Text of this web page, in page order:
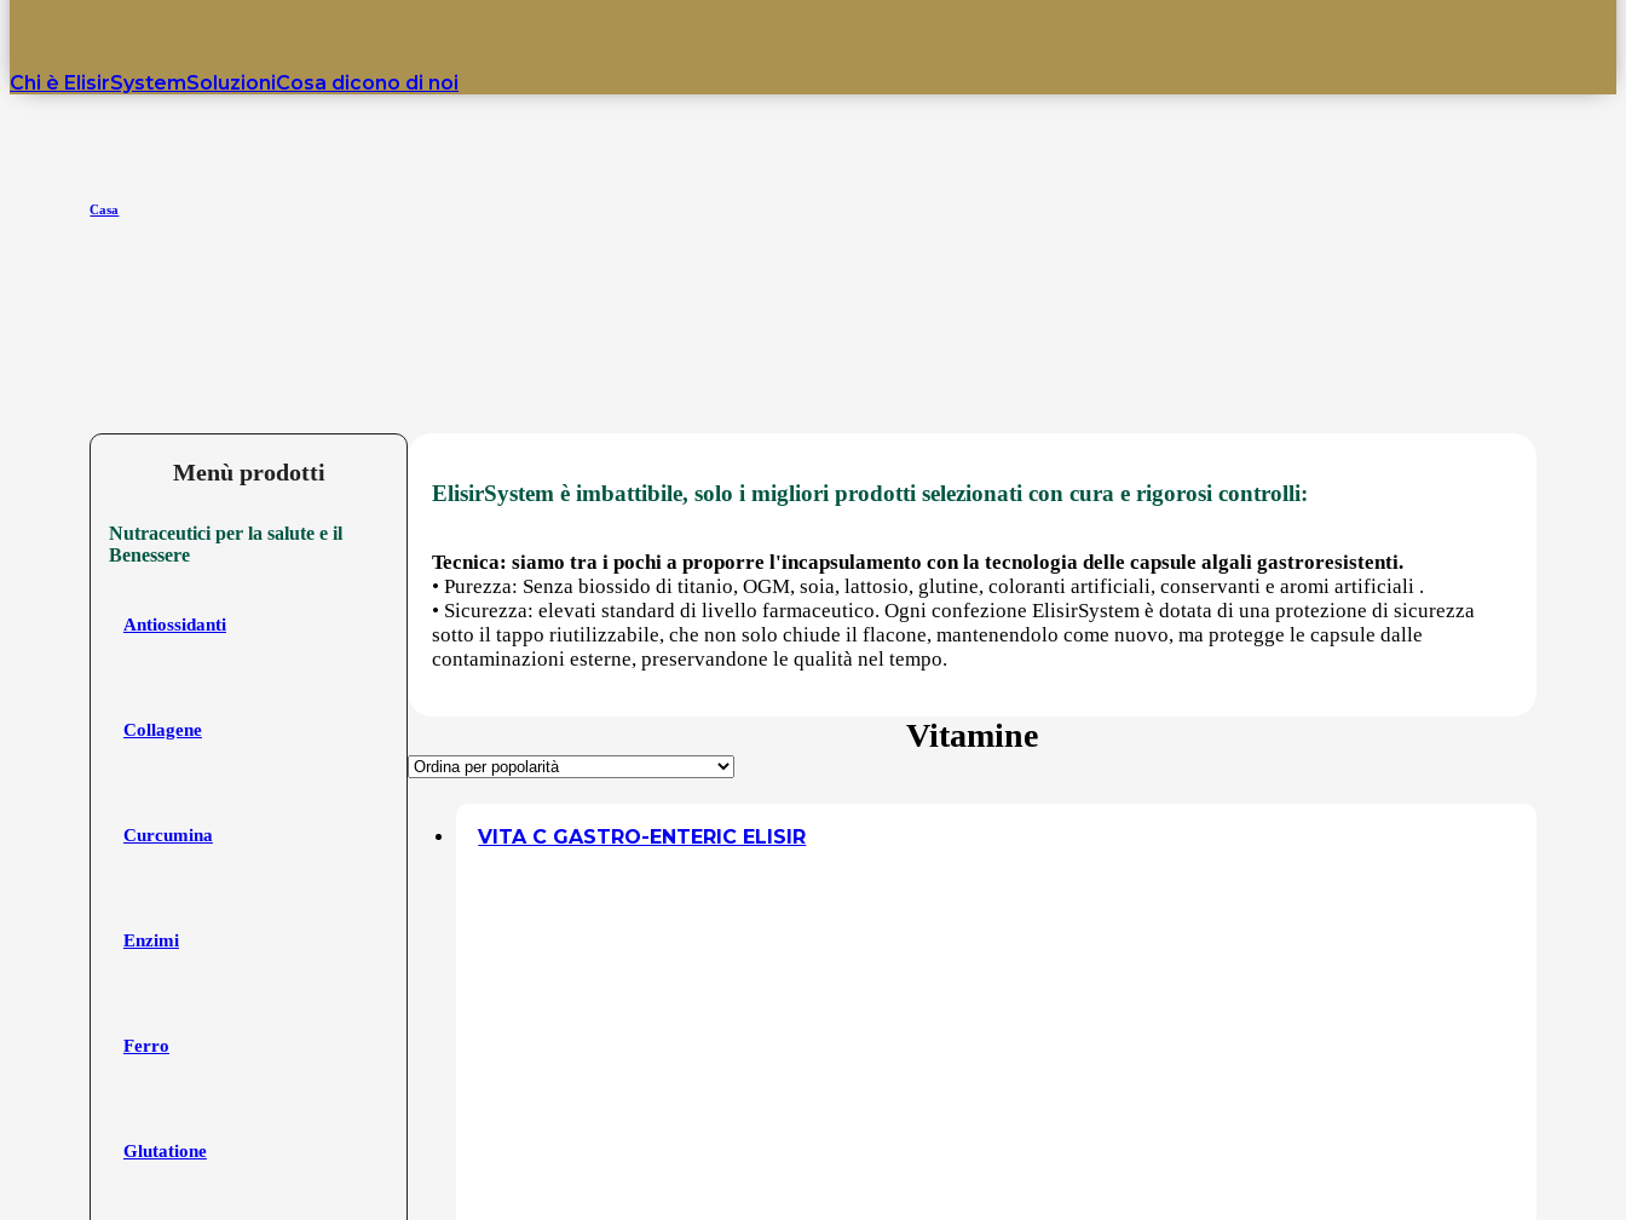
Chi è ElisirSystemSoluzioniCosa dicono di noi
Casa
Menù prodotti
Nutraceutici per la salute e il
Benessere
Antiossidanti
Collagene
Curcumina
Enzimi
Ferro
Glutatione
ElisirSystem è imbattibile, solo i migliori prodotti selezionati con cura e rigorosi controlli:
Tecnica: siamo tra i pochi a proporre l'incapsulamento con la tecnologia delle capsule algali gastroresistenti.
• Purezza: Senza biossido di titanio, OGM, soia, lattosio, glutine, coloranti artificiali, conservanti e aromi artificiali .
• Sicurezza: elevati standard di livello farmaceutico. Ogni confezione ElisirSystem è dotata di una protezione di sicurezza
sotto il tappo riutilizzabile, che non solo chiude il flacone, mantenendolo come nuovo, ma protegge le capsule dalle
contaminazioni esterne, preservandone le qualità nel tempo.
Vitamine
VITA C GASTRO-ENTERIC ELISIR